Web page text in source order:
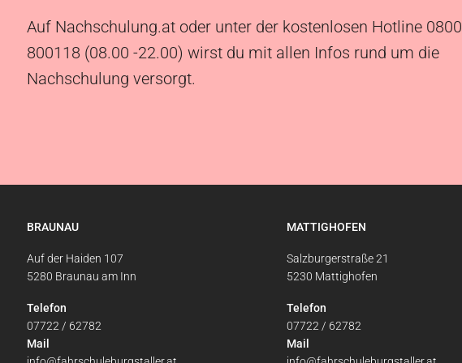
Auf Nachschulung.at oder unter der kostenlosen Hotline 0800
800118 (08.00 -22.00) wirst du mit allen Infos rund um die
Nachschulung versorgt.
BRAUNAU
Auf der Haiden 107
5280 Braunau am Inn
Telefon
07722 / 62782
Mail
MATTIGHOFEN
Salzburgerstraße 21
5230 Mattighofen
Telefon
07722 / 62782
Mail